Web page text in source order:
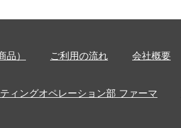
） ご利用の流れ 会社概要
ィングオペレーション部 ファーマ